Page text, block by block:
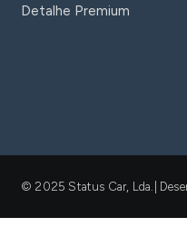
Detalhe Premium
© 2025 Status Car, Lda.|